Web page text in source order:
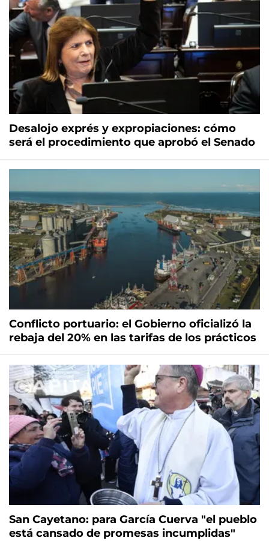
Desalojo exprés y expropiaciones: cómo
será el procedimiento que aprobó el Senado
Conflicto portuario: el Gobierno oficializó la
rebaja del 20% en las tarifas de los prácticos
San Cayetano: para García Cuerva "el pueblo
está cansado de promesas incumplidas"